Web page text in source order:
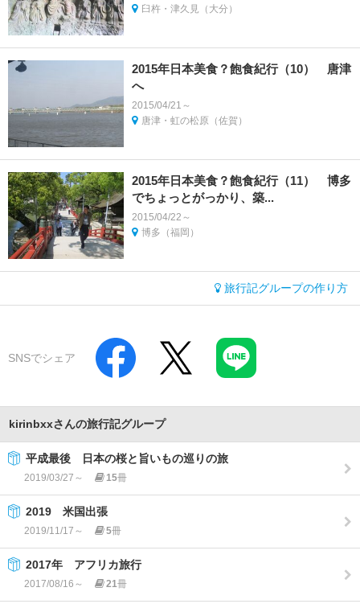
臼杵・津久見（大分）
2015年日本美食？飽食紀行（10） 唐津
へ
2015/04/21～
唐津・虹の松原（佐賀）
2015年日本美食？飽食紀行（11） 博多
でちょっとがっかり、築...
2015/04/22～
博多（福岡）
旅行記グループの作り方
SNSでシェア
kirinbxxさんの旅行記グループ
平成最後 日本の桜と旨いもの巡りの旅
2019/03/27～ 15冊
2019 米国出張
2019/11/17～ 5冊
2017年 アフリカ旅行
2017/08/16～ 21冊